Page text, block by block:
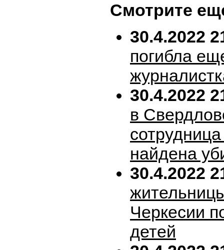
Смотрите
30.4.2022
погибла
30.4.2022
в
найдена
30.4.2022
Черкесии
детей